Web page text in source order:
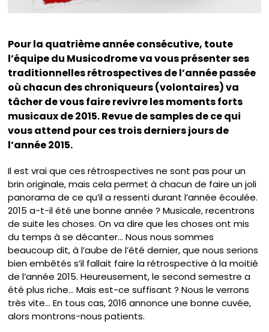
Pour la quatrième année consécutive, toute
l’équipe du Musicodrome va vous présenter ses
traditionnelles rétrospectives de l’année passée
où chacun des chroniqueurs (volontaires) va
tâcher de vous faire revivre les moments forts
musicaux de 2015. Revue de samples de ce qui
vous attend pour ces trois derniers jours de
l’année 2015.
Il est vrai que ces rétrospectives ne sont pas pour un
brin originale, mais cela permet à chacun de faire un joli
panorama de ce qu’il a ressenti durant l’année écoulée.
2015 a-t-il été une bonne année ? Musicale, recentrons
de suite les choses. On va dire que les choses ont mis
du temps à se décanter… Nous nous sommes
beaucoup dit, à l’aube de l’été dernier, que nous serions
bien embêtés s’il fallait faire la rétrospective à la moitié
de l’année 2015. Heureusement, le second semestre a
été plus riche… Mais est-ce suffisant ? Nous le verrons
très vite… En tous cas, 2016 annonce une bonne cuvée,
alors montrons-nous patients.